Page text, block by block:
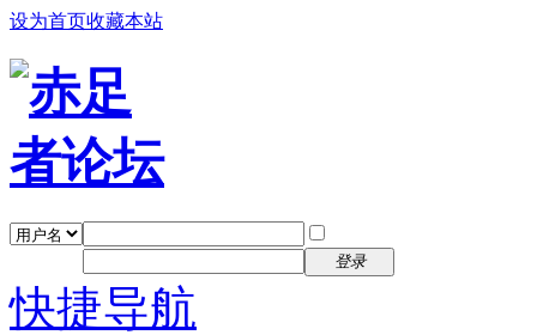
设为首页收藏本站
登录
快捷导航